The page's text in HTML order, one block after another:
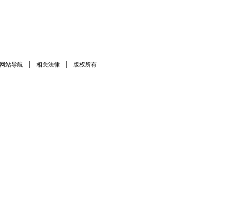
网站导航 | 相关法律 |
版权所有